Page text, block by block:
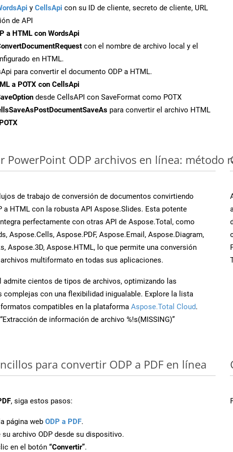
y CellsApi con su ID de cliente, secreto de cliente, URL
de API
a HTML con WordsApi
con el nombre de archivo local y el
en HTML.
para convertir el documento ODP a HTML.
a POTX con CellsApi
desde CellsAPI con SaveFormat como POTX
para convertir el archivo HTML
POTX
PowerPoint ODP archivos en línea: método
de trabajo de conversión de documentos convirtiendo
a HTML con la robusta API Aspose.Slides. Esta potente
perfectamente con otras API de Aspose.Total, como
Aspose.Cells, Aspose.PDF, Aspose.Email, Aspose.Diagram,
Aspose.3D, Aspose.HTML, lo que permite una conversión
multiformato en todas sus aplicaciones.
admite cientos de tipos de archivos, optimizando las
complejas con una flexibilidad inigualable. Explore la lista
compatibles en la plataforma Aspose.Total Cloud.
de información de archivo %!s(MISSING)”
para convertir ODP a PDF en línea
, siga estos pasos:
página web ODP a PDF.
su archivo ODP desde su dispositivo.
en el botón “Convertir”.